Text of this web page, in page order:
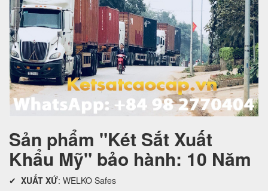
Sản phẩm "Két Sắt Xuất
Khẩu Mỹ" bảo hành: 10 Năm
✔ XUẤT XỨ: WELKO Safes